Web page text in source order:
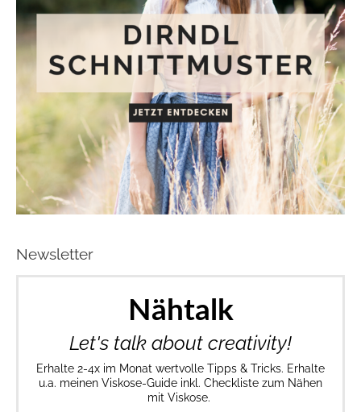
Newsletter
Nähtalk
Let's talk about creativity!
Erhalte 2-4x im Monat wertvolle Tipps & Tricks. Erhalte
u.a. meinen Viskose-Guide inkl. Checkliste zum Nähen
mit Viskose.